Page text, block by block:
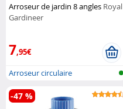
Arroseur de jardin 8 angles Royal
Gardineer
7,95€
Arroseur circulaire
-47 %